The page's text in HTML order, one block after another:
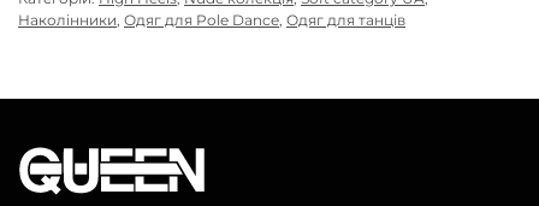
Наколінники, Одяг для Pole Dance, Одяг для танців